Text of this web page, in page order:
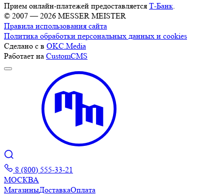
Прием онлайн-платежей предоставляется Т-Банк
© 2007 — 2026 MESSER MEISTER
Правила использования сайта
Политика обработки персональных данных и cookies
Сделано с в OKC.Media
Работает на CustomCMS
8 (800) 555-33-21
МОСКВА
МагазиныДоставкаОплата